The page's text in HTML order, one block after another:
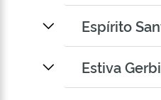
Espírito
Estiva Gerbi